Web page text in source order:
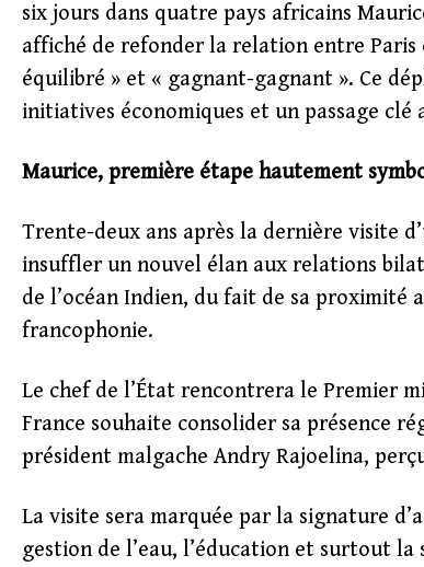
six jours dans quatre pays africains
affiché de refonder la relation entre
équilibré » et « gagnant-gagnant ». Ce
initiatives économiques et un passage clé
Maurice, première étape hautement
Trente-deux ans après la dernière visite
insuffler un nouvel élan aux relations
de l’océan Indien, du fait de sa proximité
francophonie.
Le chef de l’État rencontrera le Premier
France souhaite consolider sa présence
président malgache Andry Rajoelina,
La visite sera marquée par la signature
gestion de l’eau, l’éducation et surtout